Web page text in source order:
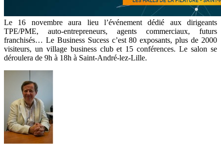
Le 16 novembre aura lieu l’événement dédié aux dirigeants
TPE/PME, auto-entrepreneurs, agents commerciaux, futurs
franchisés… Le Business Sucess c’est 80 exposants, plus de 2000
visiteurs, un village business club et 15 conférences. Le salon se
déroulera de 9h à 18h à Saint-André-lez-Lille.